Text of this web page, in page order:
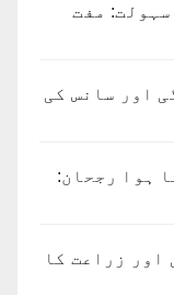
سہولت: مفت
اور سانس کی
ہوا رجحان:
اور زراعت کا